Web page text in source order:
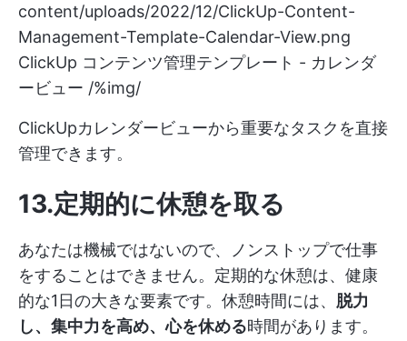
content/uploads/2022/12/ClickUp-Content-
Management-Template-Calendar-View.png
ClickUp コンテンツ管理テンプレート - カレンダ
ービュー /%img/
ClickUpカレンダービューから重要なタスクを直接
管理できます。
13.定期的に休憩を取る
あなたは機械ではないので、ノンストップで仕事
をすることはできません。定期的な休憩は、健康
的な1日の大きな要素です。休憩時間には、 脱力
し、集中力を高め、心を休める時間があります。